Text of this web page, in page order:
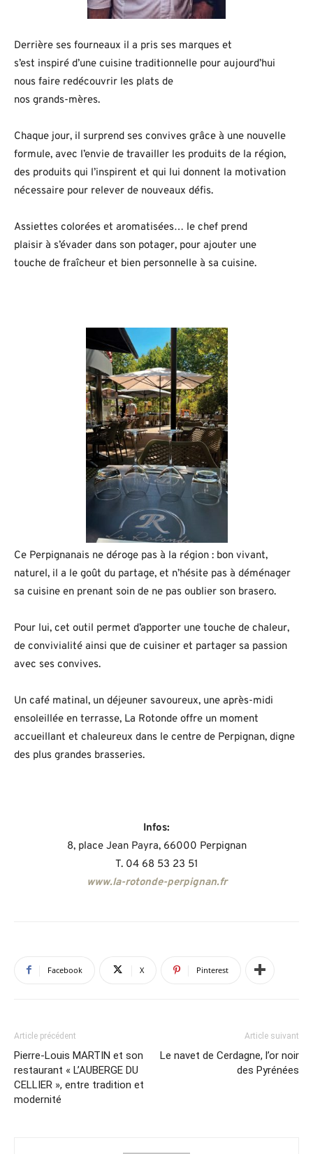
Derrière ses fourneaux il a pris ses marques et
s’est inspiré d’une cuisine traditionnelle pour aujourd’hui
nous faire redécouvrir les plats de
nos grands-mères.
Chaque jour, il surprend ses convives grâce à une nouvelle
formule, avec l’envie de travailler les produits de la région,
des produits qui l’inspirent et qui lui donnent la motivation
nécessaire pour relever de nouveaux défis.
Assiettes colorées et aromatisées… le chef prend
plaisir à s’évader dans son potager, pour ajouter une
touche de fraîcheur et bien personnelle à sa cuisine.
Ce Perpignanais ne déroge pas à la région : bon vivant,
naturel, il a le goût du partage, et n’hésite pas à déménager
sa cuisine en prenant soin de ne pas oublier son brasero.
Pour lui, cet outil permet d’apporter une touche de chaleur,
de convivialité ainsi que de cuisiner et partager sa passion
avec ses convives.
Un café matinal, un déjeuner savoureux, une après-midi
ensoleillée en terrasse, La Rotonde offre un moment
accueillant et chaleureux dans le centre de Perpignan, digne
des plus grandes brasseries.
Infos:
8, place Jean Payra, 66000 Perpignan
T. 04 68 53 23 51
www.la-rotonde-perpignan.fr
Facebook X Pinterest
Article précédent
Pierre-Louis MARTIN et son
restaurant « L’AUBERGE DU
CELLIER », entre tradition et
modernité
Article suivant
Le navet de Cerdagne, l’or noir
des Pyrénées